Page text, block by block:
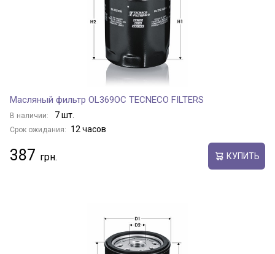
Масляный фильтр OL369OC TECNECO FILTERS
В наличии: 7 шт.
Срок ожидания: 12 часов
387 КУПИТЬ